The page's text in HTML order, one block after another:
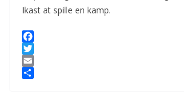
Ikast at spille en kamp.
F
a
c
T
w
E